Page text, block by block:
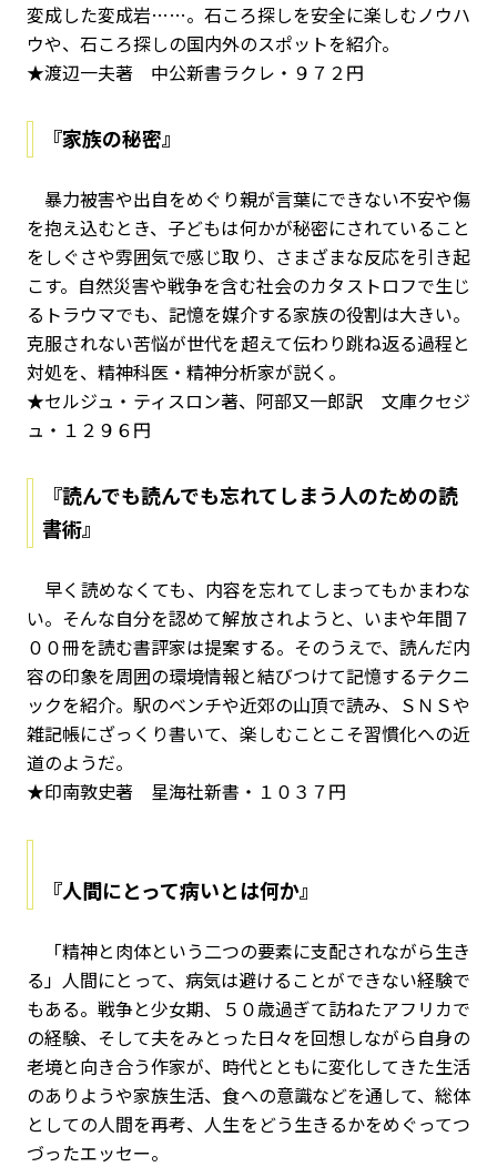
変成した変成岩……。石ころ探しを安全に楽しむノウハ
ウや、石ころ探しの国内外のスポットを紹介。
★渡辺一夫著 中公新書ラクレ・９７２円
『家族の秘密』
暴力被害や出自をめぐり親が言葉にできない不安や傷
を抱え込むとき、子どもは何かが秘密にされていること
をしぐさや雰囲気で感じ取り、さまざまな反応を引き起
こす。自然災害や戦争を含む社会のカタストロフで生じ
るトラウマでも、記憶を媒介する家族の役割は大きい。
克服されない苦悩が世代を超えて伝わり跳ね返る過程と
対処を、精神科医・精神分析家が説く。
★セルジュ・ティスロン著、阿部又一郎訳 文庫クセジ
ュ・１２９６円
『読んでも読んでも忘れてしまう人のための読
書術』
早く読めなくても、内容を忘れてしまってもかまわな
い。そんな自分を認めて解放されようと、いまや年間７
００冊を読む書評家は提案する。そのうえで、読んだ内
容の印象を周囲の環境情報と結びつけて記憶するテクニ
ックを紹介。駅のベンチや近郊の山頂で読み、ＳＮＳや
雑記帳にざっくり書いて、楽しむことこそ習慣化への近
道のようだ。
★印南敦史著 星海社新書・１０３７円
『人間にとって病いとは何か』
「精神と肉体という二つの要素に支配されながら生き
る」人間にとって、病気は避けることができない経験で
もある。戦争と少女期、５０歳過ぎて訪ねたアフリカで
の経験、そして夫をみとった日々を回想しながら自身の
老境と向き合う作家が、時代とともに変化してきた生活
のありようや家族生活、食への意識などを通して、総体
としての人間を再考、人生をどう生きるかをめぐってつ
づったエッセー。